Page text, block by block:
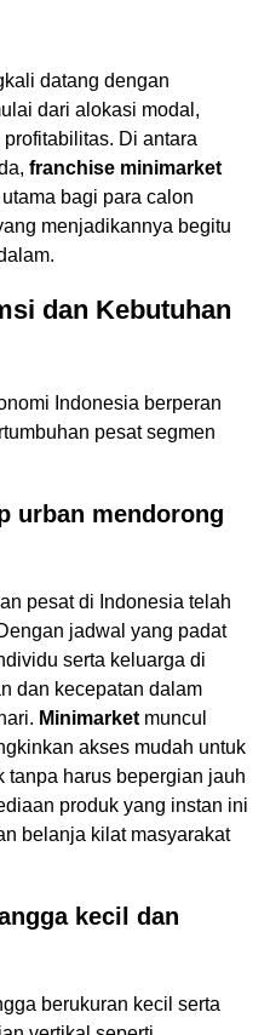
datang dengan
dari alokasi modal,
Di antara
franchise minimarket
bagi para calon
menjadikannya begitu
dan Kebutuhan
Indonesia berperan
pesat segmen
urban mendorong
pesat di Indonesia telah
jadwal yang padat
serta keluarga di
dan kecepatan dalam
Minimarket muncul
akses mudah untuk
tanpa harus bepergian jauh
produk yang instan ini
belanja kilat masyarakat
kecil dan
berukuran kecil serta